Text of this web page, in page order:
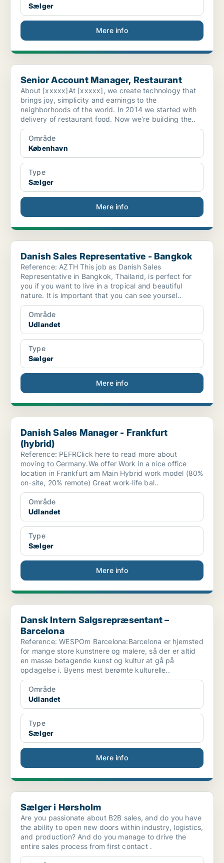
Sælger
Mere info
Senior Account Manager, Restaurant
Senior Account Manager, Restaurant
About [xxxxx]At [xxxxx], we create technology that
brings joy, simplicity and earnings to the
neighborhoods of the world. In 2014 we started with
delivery of restaurant food. Now we’re building the..
Område
København
Type
Sælger
Mere info
Danish Sales Representative - Bangkok
Danish Sales Representative - Bangkok
Reference: AZTH This job as Danish Sales
Representative in Bangkok, Thailand, is perfect for
you if you want to live in a tropical and beautiful
nature. It is important that you can see yoursel..
Område
Udlandet
Type
Sælger
Mere info
Danish Sales Manager - Frankfurt (hybrid)
Danish Sales Manager - Frankfurt
(hybrid)
Reference: PEFRClick here to read more about
moving to Germany.We offer Work in a nice office
location in Frankfurt am Main Hybrid work model (80%
on-site, 20% remote) Great work-life bal..
Område
Udlandet
Type
Sælger
Mere info
Dansk Intern Salgsrepræsentant – Barcelona
Dansk Intern Salgsrepræsentant –
Barcelona
Reference: WESPOm Barcelona:Barcelona er hjemsted
for mange store kunstnere og malere, så der er altid
en masse betagende kunst og kultur at gå på
opdagelse i. Byens mest berømte kulturelle..
Område
Udlandet
Type
Sælger
Mere info
Sælger i Hørsholm
Sælger i Hørsholm
Are you passionate about B2B sales, and do you have
the ability to open new doors within industry, logistics,
and production? And do you manage to drive the
entire sales process from first contact .